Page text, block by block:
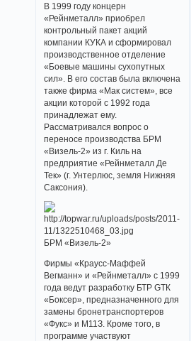
В 1999 году концерн
«Рейнметалл» приобрел
контрольный пакет акций
компании КУКА и сформировал
производственное отделение
«Боевые машины сухопутных
сил». В его состав была включена
также фирма «Мак систем», все
акции которой с 1992 года
принадлежат ему.
Рассматривался вопрос о
переносе производства БРМ
«Визель-2» из г. Киль на
предприятие «Рейнметалл Де
Тек» (г. Унтерлюс, земля Нижняя
Саксония).
БРМ «Визель-2»
Фирмы «Краусс-Маффей
Вегманн» и «Рейнметалл» с 1999
года ведут разработку БТР GТК
«Боксер», предназначенного для
замены бронетранспортеров
«Фукс» и М11З. Кроме того, в
программе участвуют